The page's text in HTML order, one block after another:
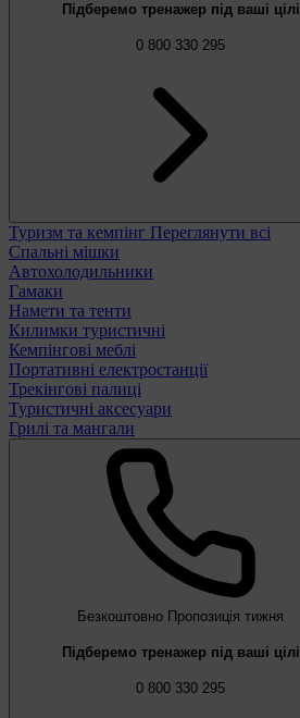
Підберемо тренажер під ваші цілі
0 800 330 295
Туризм та кемпінг Переглянути всі
Спальні мішки
Автохолодильники
Гамаки
Намети та тенти
Килимки туристичні
Кемпінгові меблі
Портативні електростанції
Трекінгові палиці
Туристичні аксесуари
Грилі та мангали
Безкоштовно Пропозиція тижня
Підберемо тренажер під ваші цілі
0 800 330 295